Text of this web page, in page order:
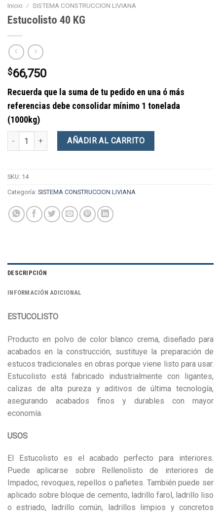
Inicio / SISTEMA CONSTRUCCION LIVIANA
Estucolisto 40 KG
$66,750
Recuerda que la suma de tu pedido en una ó más
referencias debe consolidar mínimo 1 tonelada
(1000kg)
Estucolisto 40 KG cantidadAÑADIR AL CARRITO
SKU: 14
Categoría: SISTEMA CONSTRUCCION LIVIANA
DESCRIPCIÓN
INFORMACIÓN ADICIONAL
ESTUCOLISTO
Producto en polvo de color blanco crema, diseñado para
acabados en la construcción, sustituye la preparación de
estucos tradicionales en obras porque viene listo para usar.
Estucolisto está fabricado industrialmente con ligantes,
calizas de alta pureza y aditivos de última tecnología,
asegurando acabados finos y durables con mayor
economía.
USOS
El Estucolisto es el acabado perfecto para interiores.
Puede aplicarse sobre Rellenolisto de interiores de
Impadoc, revoques, repellos o pañetes. También puede ser
aplicado sobre bloque de cemento, ladrillo farol, ladrillo liso
o estriado, ladrillo común, ladrillos limpios y concretos